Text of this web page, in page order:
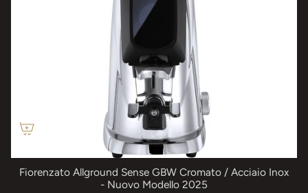
Fiorenzato Allground Sense GBW Cromato / Acciaio Inox
- Nuovo Modello 2025